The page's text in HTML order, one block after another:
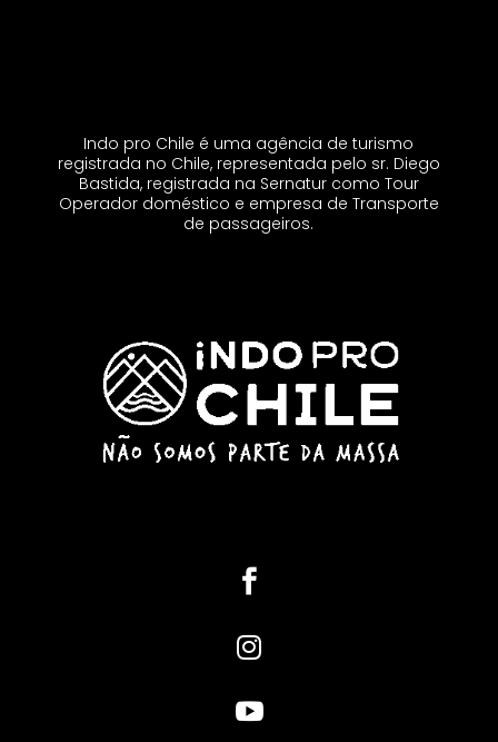
Indo pro Chile é uma agência de turismo
registrada no Chile, representada pelo sr. Diego
Bastida, registrada na Sernatur como Tour
Operador doméstico e empresa de Transporte
de passageiros.


